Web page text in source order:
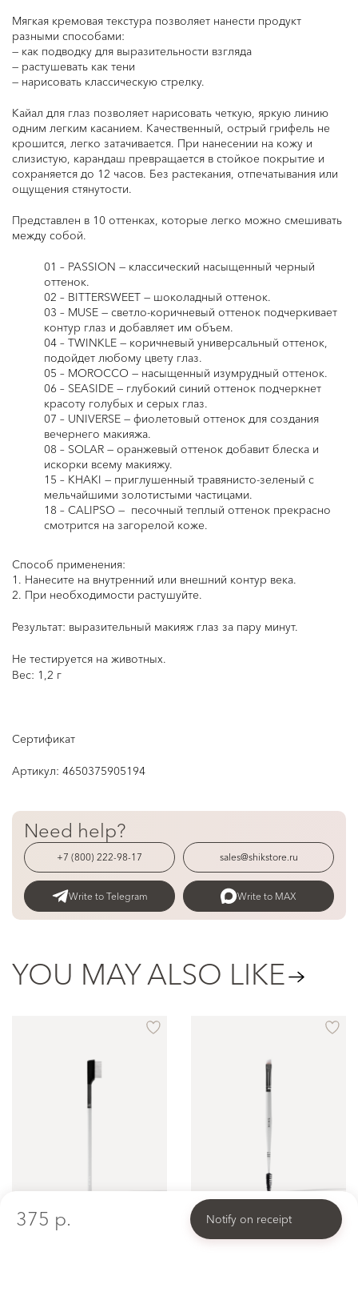
375 p. Notify on receipt
Мягкая кремовая текстура позволяет нанести продукт
разными способами:
— как подводку для выразительности взгляда
— растушевать как тени
— нарисовать классическую стрелку.
Кайал для глаз позволяет нарисовать четкую, яркую линию
одним легким касанием. Качественный, острый грифель не
крошится, легко затачивается. При нанесении на кожу и
слизистую, карандаш превращается в стойкое покрытие и
сохраняется до 12 часов. Без растекания, отпечатывания или
ощущения стянутости.
Представлен в 10 оттенках, которые легко можно смешивать
между собой.
01 – PASSION — классический насыщенный черный
оттенок.
02 – BITTERSWEET — шоколадный оттенок.
03 – MUSE — светло-коричневый оттенок подчеркивает
контур глаз и добавляет им объем.
04 – TWINKLE — коричневый универсальный оттенок,
подойдет любому цвету глаз.
05 – MOROCCO — насыщенный изумрудный оттенок.
06 – SEASIDE — глубокий синий оттенок подчеркнет
красоту голубых и серых глаз.
07 – UNIVERSE — фиолетовый оттенок для создания
вечернего макияжа.
08 – SOLAR — оранжевый оттенок добавит блеска и
искорки всему макияжу.
15 – KHAKI — приглушенный травянисто-зеленый с
мельчайшими золотистыми частицами.
18 – CALIPSO — песочный теплый оттенок прекрасно
смотрится на загорелой коже.
Способ применения:
1. Нанесите на внутренний или внешний контур века.
2. При необходимости растушуйте.
Результат: выразительный макияж глаз за пару минут.
Не тестируется на животных.
Вес: 1,2 г
Сертификат
Артикул: 4650375905194
Need help?
+7 (800) 222-98-17 sales@shikstore.ru
Write to Telegram Write to MAX
YOU MAY ALSO LIKE